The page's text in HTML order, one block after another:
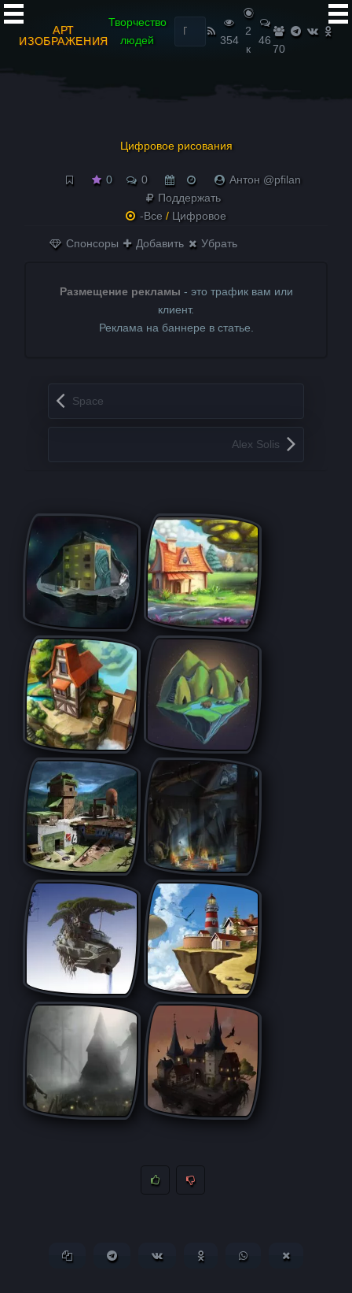
АРТ
ИЗОБРАЖЕНИЯ
Творчество
людей
Найти:
354
2
к
46
70
Цифровое рисования
0 0
Антон @pfilan
Поддержать
-Все / Цифровое
Спонсоры Добавить Убрать
Размещение рекламы - это трафик вам или
клиент.
Реклама на баннере в статье.
Запись навигация
Space
Alex Solis
Копировать ссылкуПоделиться в Telegram
Поделиться ВКонтактеПоделиться в
Поделиться в